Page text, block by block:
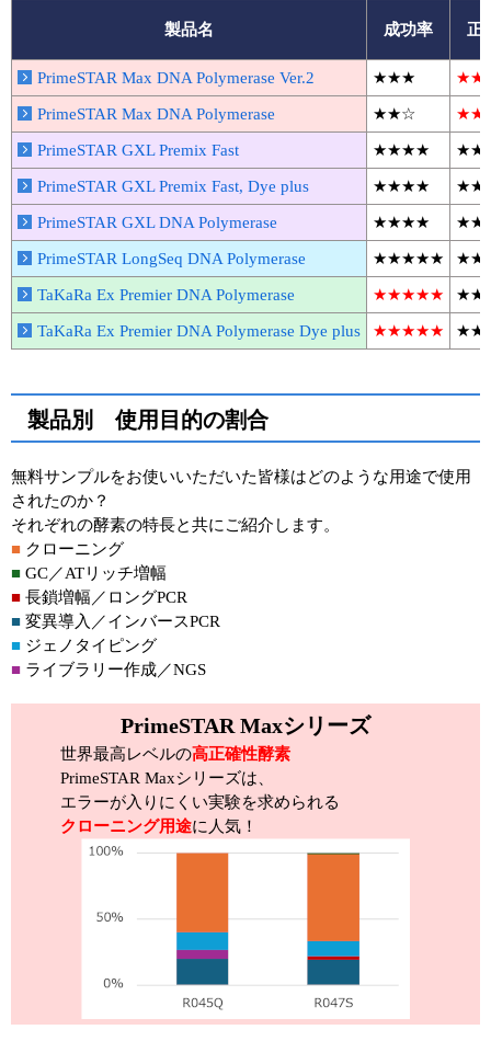
NGSポータルサイト
幹細胞・再生医療研究ガイド
クローニング実験ガイド
細胞選択ガイド
エピジェネティクス実験ガイド
RNAi実験ガイド
アプリケーションノート
ユーザーズボイス集
動画ライブラリー
Q&A
製品名 成功率 正
PrimeSTAR Max DNA Polymerase Ver.2 ★★★
PrimeSTAR Max DNA Polymerase ★★☆
PrimeSTAR GXL Premix Fast ★★★★
PrimeSTAR GXL Premix Fast, Dye plus ★★★★
PrimeSTAR GXL DNA Polymerase ★★★★
PrimeSTAR LongSeq DNA Polymerase ★★★★★
TaKaRa Ex Premier DNA Polymerase ★★★★★
TaKaRa Ex Premier DNA Polymerase Dye plus ★★★★★
製品別 使用目的の割合
無料サンプルをお使いいただいた皆様はどのような用途で使用
されたのか？
それぞれの酵素の特長と共にご紹介します。
■ クローニング
■ GC／ATリッチ増幅
■ 長鎖増幅／ロングPCR
■ 変異導入／インバースPCR
■ ジェノタイピング
■ ライブラリー作成／NGS
PrimeSTAR Maxシリーズ
世界最高レベルの高正確性酵素
PrimeSTAR Maxシリーズは、
エラーが入りにくい実験を求められる
クローニング用途に人気！